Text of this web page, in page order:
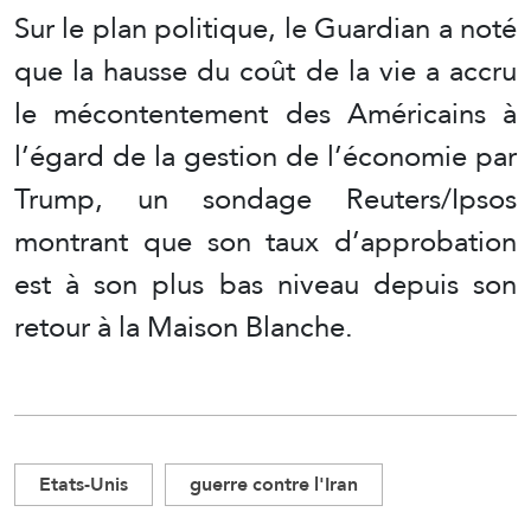
Sur le plan politique, le Guardian a noté
que la hausse du coût de la vie a accru
le mécontentement des Américains à
l’égard de la gestion de l’économie par
Trump, un sondage Reuters/Ipsos
montrant que son taux d’approbation
est à son plus bas niveau depuis son
retour à la Maison Blanche.
Etats-Unis guerre contre l'Iran